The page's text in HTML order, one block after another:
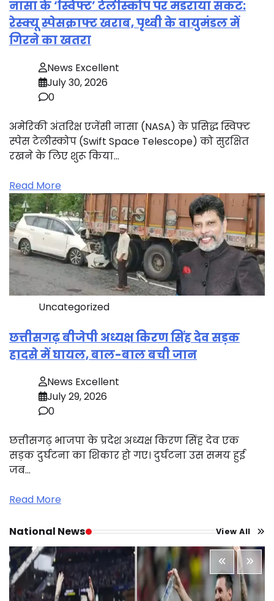
नासा के ‘स्विफ्ट’ टेलीस्कोप पर मंडराया संकट:
रेस्क्यू स्पेसक्राफ्ट खराब, पृथ्वी के वायुमंडल में
गिरने का खतरा
News Excellent
July 30, 2026
0
अमेरिकी अंतरिक्ष एजेंसी नासा (NASA) के प्रसिद्ध स्विफ्ट
स्पेस टेलीस्कोप (Swift Space Telescope) को सुरक्षित
रखने के लिए शुरू किया…
Read More
Uncategorized
छत्तीसगढ़ बीजेपी अध्यक्ष किरण सिंह देव सड़क
हादसे में घायल, बाल-बाल बची जान
News Excellent
July 29, 2026
0
छत्तीसगढ़ भाजपा के प्रदेश अध्यक्ष किरण सिंह देव एक
सड़क दुर्घटना का शिकार हो गए। दुर्घटना उस समय हुई
जब…
Read More
National News View All